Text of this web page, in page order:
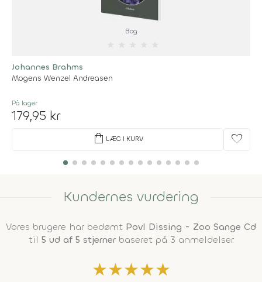
Bog
Johannes Brahms
Mogens Wenzel Andreasen
På lager
179,95 kr
shopping_bag LÆG I KURV favorite
Kundernes vurdering
Vores brugere har bedømt Povl Dissing - Zoo Sange Cd
til 5 ud af 5 stjernerbaseret på 3 anmeldelser
★★★★★